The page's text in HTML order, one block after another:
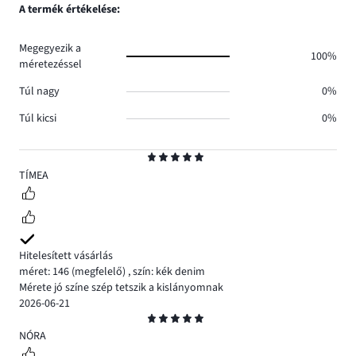
5
TÍMEA
Hitelesített vásárlás
méret: 146 (megfelelő) ,szín: kék denim
Mérete jó színe szép tetszik a kislányomnak
2026-06-21
5
NÓRA
A termék értékelése:
Megegyezik a
méretezéssel
100%
Túl nagy
0%
Túl kicsi
0%